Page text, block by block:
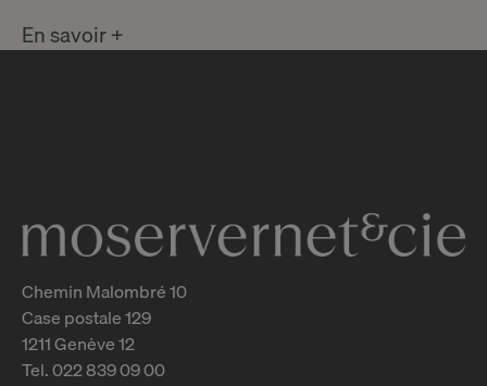
En savoir +
Chemin Malombré 10
Case postale 129
1211 Genève 12
Tel. 022 839 09 00